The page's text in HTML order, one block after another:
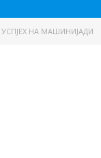
НА МАШИНИЈАДИ